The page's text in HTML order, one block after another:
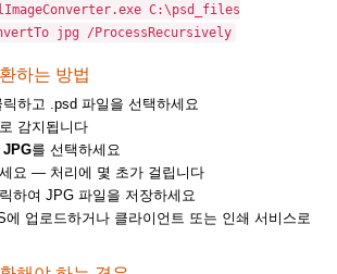
C:\psd_files
jpg /ProcessRecursively
하는 방법
릭하고 .psd 파일을 선택하세요
감지됩니다
JPG를 선택하세요
요 — 처리에 몇 초가 걸립니다
하여 JPG 파일을 저장하세요
에 업로드하거나 클라이언트 또는 인쇄 서비스로